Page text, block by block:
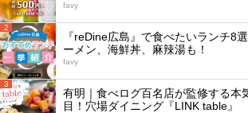
favy
2
『reDine広島』で食べたいランチ8
ーメン、海鮮丼、麻辣湯も！
favy
3
有明｜食べログ百名店が監修する本
目！穴場ダイニング『LINK table』